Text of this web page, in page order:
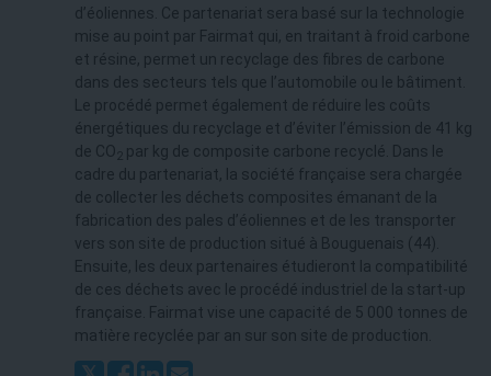
d’éoliennes. Ce partenariat sera basé sur la technologie
mise au point par Fairmat qui, en traitant à froid carbone
et résine, permet un recyclage des fibres de carbone
dans des secteurs tels que l’automobile ou le bâtiment.
Le procédé permet également de réduire les coûts
énergétiques du recyclage et d’éviter l’émission de 41 kg
de CO
par kg de composite carbone recyclé. Dans le
cadre du partenariat, la société française sera chargée
de collecter les déchets composites émanant de la
fabrication des pales d’éoliennes et de les transporter
vers son site de production situé à Bouguenais (44).
Ensuite, les deux partenaires étudieront la compatibilité
de ces déchets avec le procédé industriel de la start-up
française. Fairmat vise une capacité de 5 000 tonnes de
matière recyclée par an sur son site de production.